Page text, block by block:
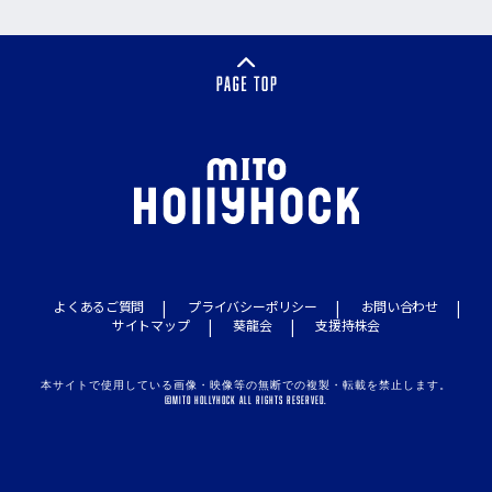
よくあるご質問 プライバシーポリシー
お問い合わせ
サイトマップ
葵龍会 支援持株会
本サイトで使用している画像・映像等の無断での複製・転載を禁止します。
©MITO HOLLYHOCK ALL RIGHTS RESERVED.